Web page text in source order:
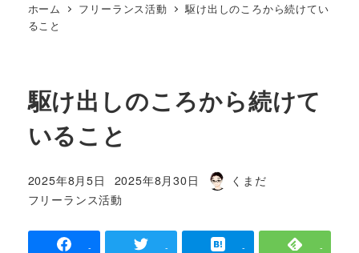
ホーム フリーランス活動
駆け出しのころから続けてい
ること
駆け出しのころから続けて
いること
投稿日
2025年8月5日 更新日
2025年8月30日
著
くまだ
カテゴリー
フリーランス活動
- - - -